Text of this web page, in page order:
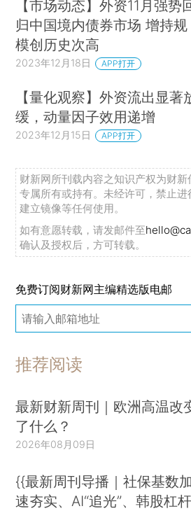
【市场动态】外资11月强势
归中国境内债券市场 增持规
模创历史次高
2023年12月18日 APP打开
【量化观察】外资流出显著
缓，动量因子效用递增
2023年12月15日 APP打开
财新网所刊载内容之知识产权为财
专属所有或持有。未经许可，禁止进
建立镜像等任何使用。
如有意愿转载，请发邮件至
确认及授权后，方可转载。
免费订阅财新网主编精选版电邮
推荐阅读
最新财新周刊｜欧洲高温改
了什么？
2026年08月09日
{{最新周刊导播｜社保基数加
速夯实、AI“追光”、韩股杠杆